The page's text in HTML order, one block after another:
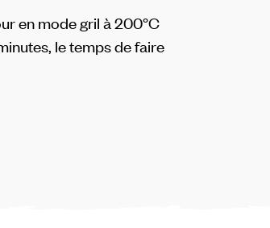
en mode gril à 200°C
le temps de faire